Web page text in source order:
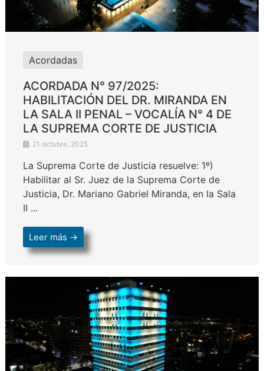
Acordadas
ACORDADA N° 97/2025:
HABILITACIÓN DEL DR. MIRANDA EN
LA SALA II PENAL – VOCALÍA N° 4 DE
LA SUPREMA CORTE DE JUSTICIA
21 octubre, 2025
La Suprema Corte de Justicia resuelve: 1º)
Habilitar al Sr. Juez de la Suprema Corte de
Justicia, Dr. Mariano Gabriel Miranda, en la Sala
II ...
Leer más →